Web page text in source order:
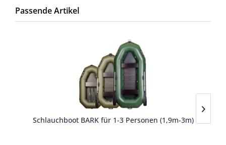
Passende Artikel
Schlauchboot BARK für 1-3 Personen (1,9m-3m)